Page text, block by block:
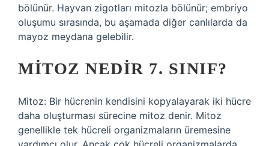
bölünür. Hayvan zigotları mitozla bölünür; embriyo
oluşumu sırasında, bu aşamada diğer canlılarda da
mayoz meydana gelebilir.
MITOZ NEDIR 7. SINIF?
Mitoz: Bir hücrenin kendisini kopyalayarak iki hücre
daha oluşturması sürecine mitoz denir. Mitoz
genellikle tek hücreli organizmaların üremesine